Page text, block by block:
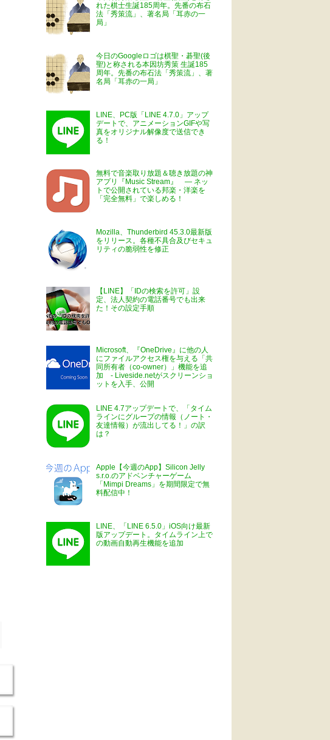
れた棋士生誕185周年。先番の布石
法「秀策流」、著名局「耳赤の一
局」
今日のGoogleロゴは棋聖・碁聖(後
聖)と称される本因坊秀策 生誕185
周年。先番の布石法「秀策流」、著
名局「耳赤の一局」
LINE、PC版「LINE 4.7.0」アップ
デートで、アニメーションGIFや写
真をオリジナル解像度で送信でき
る！
無料で音楽取り放題＆聴き放題の神
アプリ『Music Stream』 ― ネッ
トで公開されている邦楽・洋楽を
「完全無料」で楽しめる！
Mozilla、Thunderbird 45.3.0最新版
をリリース。各種不具合及びセキュ
リティの脆弱性を修正
【LINE】「IDの検索を許可」設
定、法人契約の電話番号でも出来
た！その設定手順
Microsoft、『OneDrive』に他の人
にファイルアクセス権を与える「共
同所有者（co-owner）」機能を追
加 - Liveside.netがスクリーンショ
ットを入手、公開
LINE 4.7アップデートで、「タイム
ラインにグループの情報（ノート・
友達情報）が流出してる！」の訳
は？
Apple【今週のApp】Silicon Jelly
s.r.o.のアドベンチャーゲーム
「Mimpi Dreams」を期間限定で無
料配信中！
LINE、「LINE 6.5.0」iOS向け最新
版アップデート。タイムライン上で
の動画自動再生機能を追加